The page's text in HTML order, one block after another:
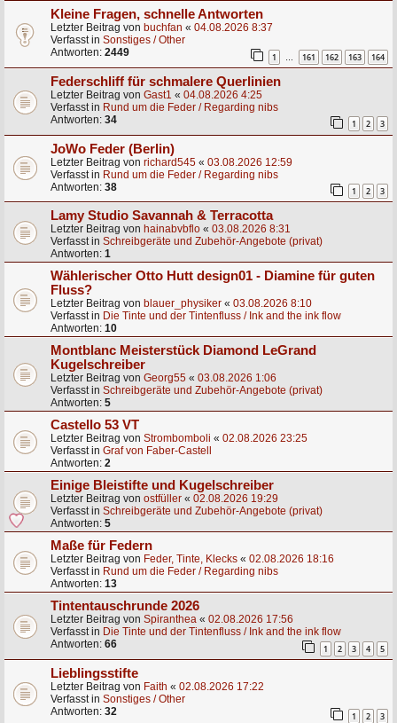
Kleine Fragen, schnelle Antworten
Letzter Beitrag von buchfan « 04.08.2026 8:37
Verfasst in Sonstiges / Other
Antworten: 2449 1 161 162 163 164
Federschliff für schmalere Querlinien
Letzter Beitrag von Gast1 « 04.08.2026 4:25
Verfasst in Rund um die Feder / Regarding nibs
Antworten: 34 1 2 3
JoWo Feder (Berlin)
Letzter Beitrag von richard545 « 03.08.2026 12:59
Verfasst in Rund um die Feder / Regarding nibs
Antworten: 38 1 2 3
Lamy Studio Savannah & Terracotta
Letzter Beitrag von hainabvbflo « 03.08.2026 8:31
Verfasst in Schreibgeräte und Zubehör-Angebote (privat)
Antworten: 1
Wählerischer Otto Hutt design01 - Diamine für guten
Fluss?
Letzter Beitrag von blauer_physiker « 03.08.2026 8:10
Verfasst in Die Tinte und der Tintenfluss / Ink and the ink flow
Antworten: 10
Montblanc Meisterstück Diamond LeGrand
Kugelschreiber
Letzter Beitrag von Georg55 « 03.08.2026 1:06
Verfasst in Schreibgeräte und Zubehör-Angebote (privat)
Antworten: 5
Castello 53 VT
Letzter Beitrag von Strombomboli « 02.08.2026 23:25
Verfasst in Graf von Faber-Castell
Antworten: 2
Einige Bleistifte und Kugelschreiber
Letzter Beitrag von ostfüller « 02.08.2026 19:29
Verfasst in Schreibgeräte und Zubehör-Angebote (privat)
Antworten: 5
Maße für Federn
Letzter Beitrag von Feder, Tinte, Klecks « 02.08.2026 18:16
Verfasst in Rund um die Feder / Regarding nibs
Antworten: 13
Tintentauschrunde 2026
Letzter Beitrag von Spiranthea « 02.08.2026 17:56
Verfasst in Die Tinte und der Tintenfluss / Ink and the ink flow
Antworten: 66 1 2 3 4 5
Lieblingsstifte
Letzter Beitrag von Faith « 02.08.2026 17:22
Verfasst in Sonstiges / Other
Antworten: 32 1 2 3